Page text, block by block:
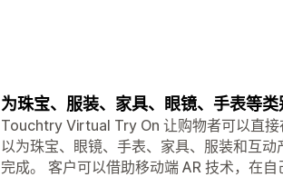
为珠宝、服装、家具、眼镜、手表等类
Touchtry Virtual Try On 让购物者可以直
以为珠宝、眼镜、手表、家具、服装和互
完成。 客户可以借助移动端 AR 技术，在